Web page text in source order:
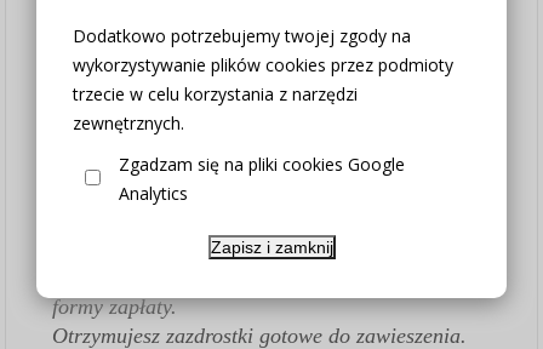
Dodatkowo potrzebujemy twojej zgody na
wykorzystywanie plików cookies przez podmioty
trzecie w celu korzystania z narzędzi
zewnętrznych.
Zgadzam się na pliki cookies Google
Analytics
Zapisz i zamknij
kupując 3sztuki kupujesz 150cm, kupując
4sztuki kupujesz 200cm.....itp.
WYSOKOŚĆ do wyboru w opcjach produktu
Jeśli potrzebujesz podzielić zazdrostkę na różne
szerokości - Kup łącznie potrzebną ilość
WIADOMOŚCI DO SPRZEDAJĄCEGO -
formy zapłaty.
Otrzymujesz zazdrostki gotowe do zawieszenia.